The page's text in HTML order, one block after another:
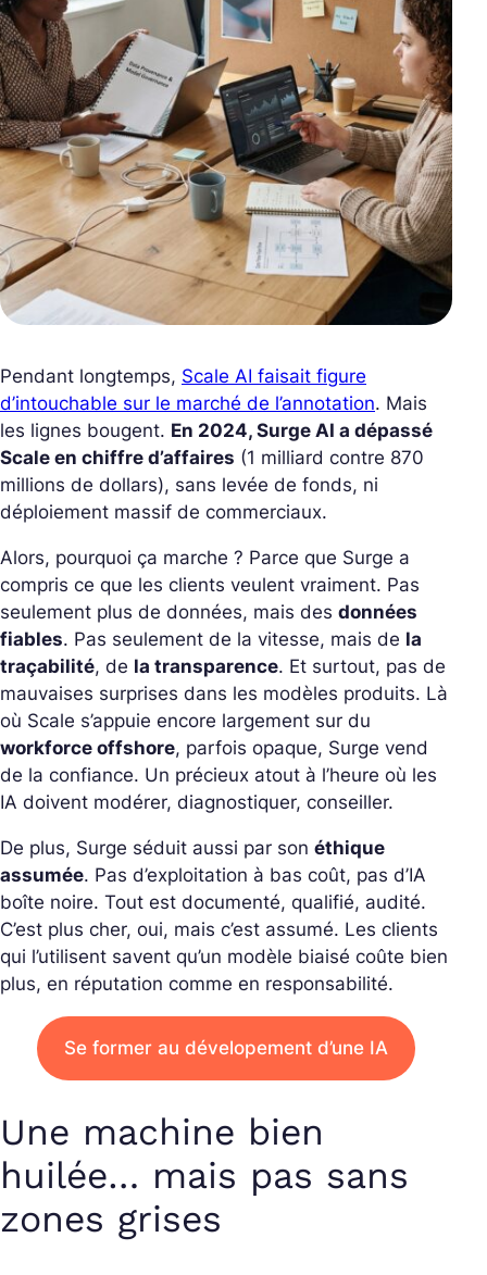
Pendant longtemps, Scale AI faisait figure
d’intouchable sur le marché de l’annotation. Mais
les lignes bougent. En 2024, Surge AI a dépassé
Scale en chiffre d’affaires (1 milliard contre 870
millions de dollars), sans levée de fonds, ni
déploiement massif de commerciaux.
Alors, pourquoi ça marche ? Parce que Surge a
compris ce que les clients veulent vraiment. Pas
seulement plus de données, mais des données
fiables. Pas seulement de la vitesse, mais de la
traçabilité, de la transparence. Et surtout, pas de
mauvaises surprises dans les modèles produits. Là
où Scale s’appuie encore largement sur du
workforce offshore, parfois opaque, Surge vend
de la confiance. Un précieux atout à l’heure où les
IA doivent modérer, diagnostiquer, conseiller.
De plus, Surge séduit aussi par son éthique
assumée. Pas d’exploitation à bas coût, pas d’IA
boîte noire. Tout est documenté, qualifié, audité.
C’est plus cher, oui, mais c’est assumé. Les clients
qui l’utilisent savent qu’un modèle biaisé coûte bien
plus, en réputation comme en responsabilité.
Se former au dévelopement d’une IA
Une machine bien
huilée… mais pas sans
zones grises